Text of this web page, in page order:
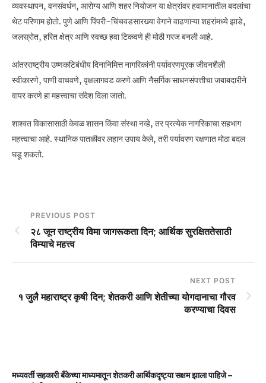
व्यवस्थापन, वनसंवर्धन, आरोग्य आणि शहर नियोजन या क्षेत्रांवर हवामानातील बदलांचा
थेट परिणाम होतो. पुणे आणि पिंपरी-चिंचवडसारख्या वेगाने वाढणाऱ्या शहरांमध्ये झाडे,
जलस्रोत, हरित क्षेत्र आणि स्वच्छ हवा टिकवणे ही मोठी गरज बनली आहे.
आंतरराष्ट्रीय उष्णकटिबंधीय दिनानिमित्त नागरिकांनी पर्यावरणपूरक जीवनशैली
स्वीकारणे, पाणी वाचवणे, वृक्षलागवड करणे आणि नैसर्गिक साधनसंपत्तीचा जबाबदारीने
वापर करणे हा महत्त्वाचा संदेश दिला जातो.
शाश्वत विकासासाठी केवळ शासन किंवा संस्था नव्हे, तर प्रत्येक नागरिकाचा सहभाग
महत्त्वाचा आहे. स्थानिक पातळीवर लहान उपाय केले, तरी पर्यावरण रक्षणात मोठा बदल
घडू शकतो.
PREVIOUS POST
२८ जून राष्ट्रीय विमा जागरूकता दिन; आर्थिक सुरक्षिततेसाठी
विम्याचे महत्त्व
NEXT POST
१ जुलै महाराष्ट्र कृषी दिन; शेतकरी आणि शेतीच्या योगदानाचा गौरव
करण्याचा दिवस
मध्यवर्ती सहकारी बँकेच्या माध्यमातून शेतकरी आर्थिकदृष्ट्या सक्षम झाला पाहिजे –